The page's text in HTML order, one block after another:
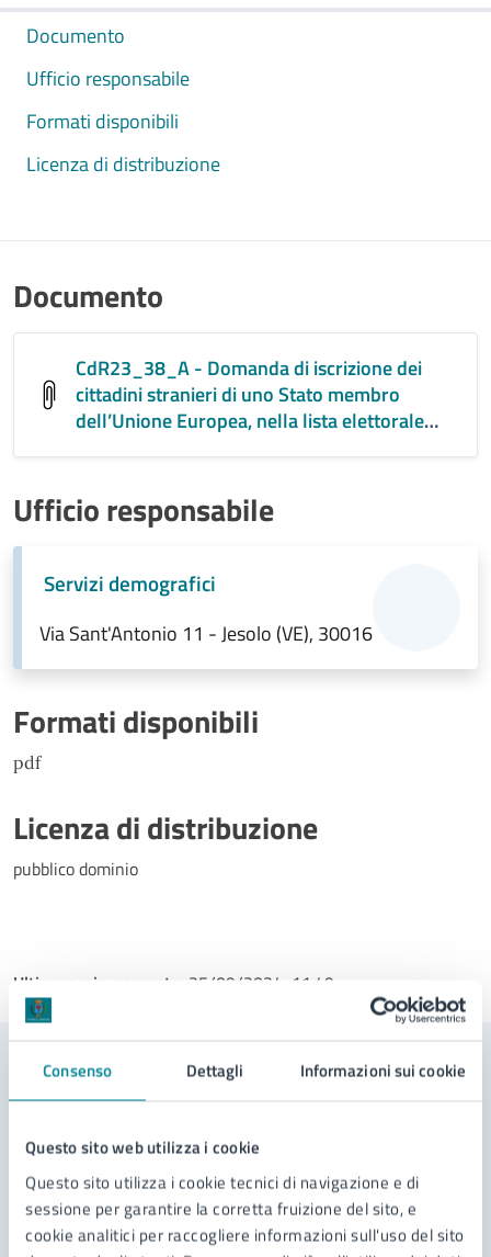
Consenso Dettagli Informazioni sui cookie
Questo sito web utilizza i cookie
Questo sito utilizza i cookie tecnici di navigazione e di
sessione per garantire la corretta fruizione del sito, e
cookie analitici per raccogliere informazioni sull'uso del sito
Documento
Ufficio responsabile
Formati disponibili
Licenza di distribuzione
Documento
CdR23_38_A - Domanda di iscrizione dei
cittadini stranieri di uno Stato membro
dell’Unione Europea, nella lista elettorale
Ufficio responsabile
Servizi demografici
Via Sant'Antonio 11 - Jesolo (VE), 30016
Formati disponibili
pdf
Licenza di distribuzione
pubblico dominio
Ultimo aggiornamento: 25/09/2024, 11:49
Contenuti correlati
Servizi
Adozione